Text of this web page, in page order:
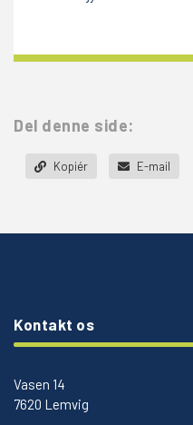
Del denne side:
Kopiér E-mail
Kontakt os
Vasen 14
7620 Lemvig